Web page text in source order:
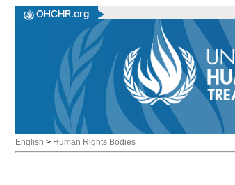
English > Human Rights Bodies